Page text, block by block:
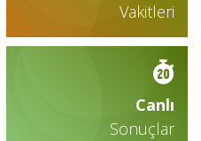
Vakitleri
Canlı
Sonuçlar